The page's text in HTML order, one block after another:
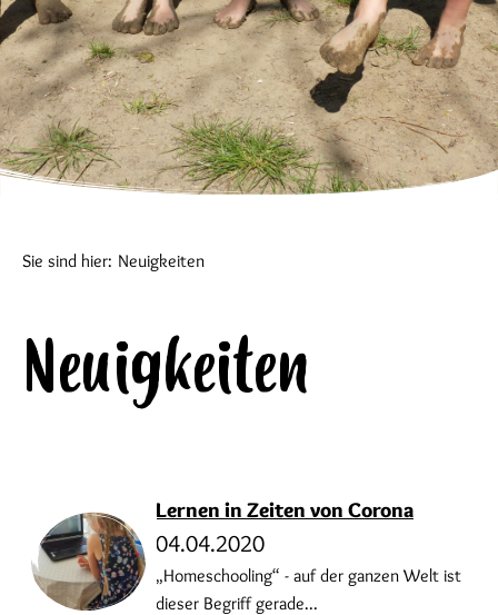
Sie sind hier: Neuigkeiten
Neuigkeiten
Lernen in Zeiten von Corona
04.04.2020
„Homeschooling“ - auf der ganzen Welt ist
dieser Begriff gerade...